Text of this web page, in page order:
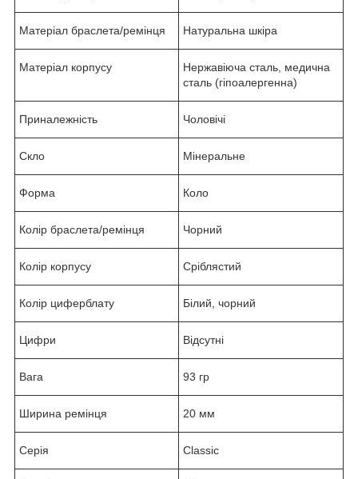
Матеріал браслета/ремінця Натуральна шкіра
Матеріал корпусу
Нержавіюча сталь, медична
сталь (гіпоалергенна)
Приналежність Чоловічі
Скло Мінеральне
Форма Коло
Колір браслета/ремінця Чорний
Колір корпусу Сріблястий
Колір циферблату Білий, чорний
Цифри Відсутні
Вага 93 гр
Ширина ремінця 20 мм
Серія Classic